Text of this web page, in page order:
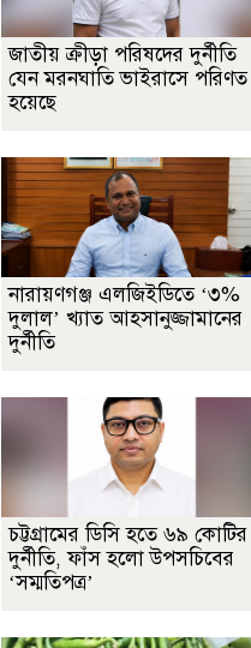
জাতীয় ক্রীড়া পরিষদের দুর্নীতি
যেন মরনঘাতি ভাইরাসে পরিণত
হয়েছে
নারায়ণগঞ্জ এলজিইডিতে ‘৩%
দুলাল’ খ্যাত আহসানুজ্জামানের
দুর্নীতি
চট্টগ্রামের ডিসি হতে ৬৯ কোটির
দুর্নীতি, ফাঁস হলো উপসচিবের
‘সম্মতিপত্র’